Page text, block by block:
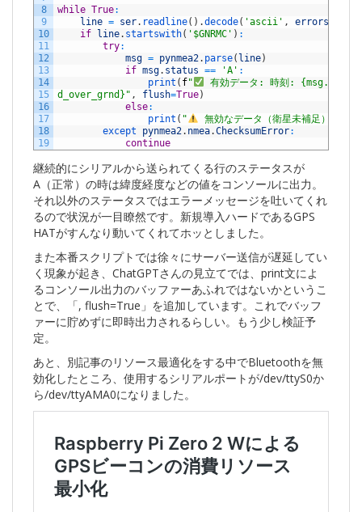
8
9
10
11
12
13
14
15
16
17
18
19
while True:
line = ser. readline( ) .decode( 'ascii' , errors
if line. startswith( '$GNRMC' ) :
try:
msg = pynmea2. parse( line)
if msg. status == 'A' :
print ( f"
有効データ: 時刻:
d_over_grnd}" , flush=True)
else:
print ( " 無効なデータ（衛星未補足）"
except pynmea2. nmea.ChecksumError:
continue
継続的にシリアルから送られてくる行のステータスが
A（正常）の時は緯度経度などの値をコンソールに出力。
それ以外のステータスではエラーメッセージを吐いてくれ
るので状況が一目瞭然です。新規導入ハードであるGPS
HATがすんなり動いてくれてホッとしました。
また本番スクリプトでは徐々にサーバー送信が遅延してい
く現象が起き、ChatGPTさんの見立てでは、print文によ
るコンソール出力のバッファーあふれではないかというこ
とで、「, flush=True」を追加しています。これでバッフ
ァーに貯めずに即時出力されるらしい。もう少し検証予
定。
あと、別記事のリソース最適化をする中でBluetoothを無
効化したところ、使用するシリアルポートが/dev/ttyS0か
ら/dev/ttyAMA0になりました。